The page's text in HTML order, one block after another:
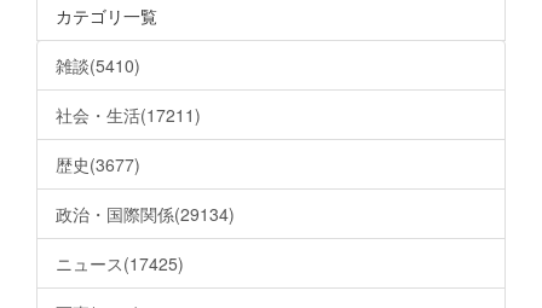
カテゴリ一覧
雑談(5410)
社会・生活(17211)
歴史(3677)
政治・国際関係(29134)
ニュース(17425)